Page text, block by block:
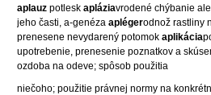
aplauz potlesk apláziavrodené chýbanie
jeho časti, a-genéza aplégerodnož rastliny
prenesene nevydarený potomok aplikácia
upotrebenie, prenesenie poznatkov a
ozdoba na odeve; spôsob použitia
niečoho; použitie právnej normy na